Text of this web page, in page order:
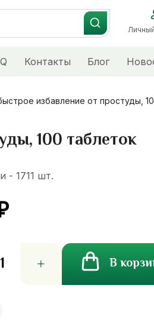
Контакты Блог
избавление от простуды,
100 таблеток
- 1711 шт.
В